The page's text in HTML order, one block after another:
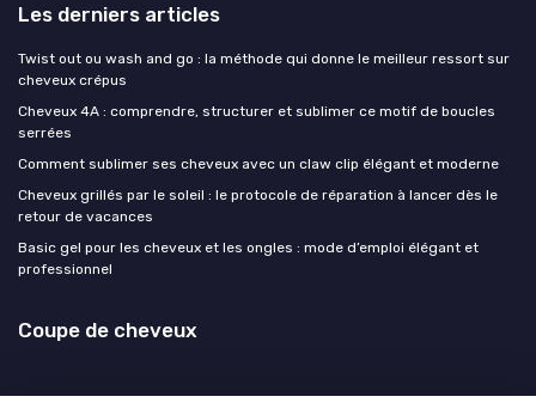
Les derniers articles
Twist out ou wash and go : la méthode qui donne le meilleur ressort sur
cheveux crépus
Cheveux 4A : comprendre, structurer et sublimer ce motif de boucles
serrées
Comment sublimer ses cheveux avec un claw clip élégant et moderne
Cheveux grillés par le soleil : le protocole de réparation à lancer dès le
retour de vacances
Basic gel pour les cheveux et les ongles : mode d’emploi élégant et
professionnel
Coupe de cheveux